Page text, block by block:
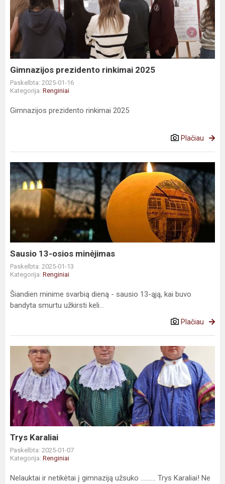
Gimnazijos prezidento rinkimai 2025
Paskelbta: 2025-01-16
Kategorija: Renginiai
Gimnazijos prezidento rinkimai 2025
Plačiau
Sausio 13-osios minėjimas
Paskelbta: 2025-01-13
Kategorija: Renginiai
Šiandien minime svarbią dieną - sausio 13-ąją, kai buvo
bandyta smurtu užkirsti keli...
Plačiau
Trys Karaliai
Paskelbta: 2025-01-07
Kategorija: Renginiai
Nelauktai ir netikėtai į gimnaziją užsuko .......... Trys Karaliai! Ne